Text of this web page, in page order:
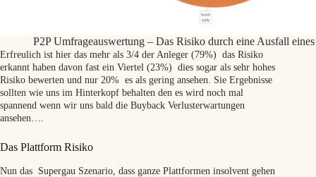
P2P Umfrageauswertung – Das Risiko durch eine Ausfall
Erfreulich ist hier das mehr als 3/4 der Anleger (79%) das Risiko
erkannt haben davon fast ein Viertel (23%) dies sogar als sehr hohes
Risiko bewerten und nur 20% es als gering ansehen. Sie Ergebnisse
sollten wie uns im Hinterkopf behalten den es wird noch mal
spannend wenn wir uns bald die Buyback Verlusterwartungen
ansehen….
Das Plattform Risiko
Nun das Supergau Szenario, dass ganze Plattformen insolvent gehen